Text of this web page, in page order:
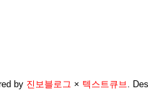
by 진보블로그 × 텍스트큐브